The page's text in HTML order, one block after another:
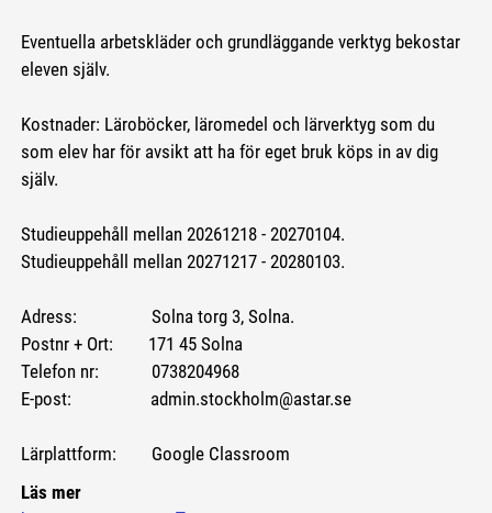
Eventuella arbetskläder och grundläggande verktyg bekostar
eleven själv.
Kostnader: Läroböcker, läromedel och lärverktyg som du
som elev har för avsikt att ha för eget bruk köps in av dig
själv.
Studieuppehåll mellan 20261218 - 20270104.
Studieuppehåll mellan 20271217 - 20280103.
Adress: Solna torg 3, Solna.
Postnr + Ort: 171 45 Solna
Telefon nr: 0738204968
E-post: admin.stockholm@astar.se
Lärplattform: Google Classroom
Läs mer